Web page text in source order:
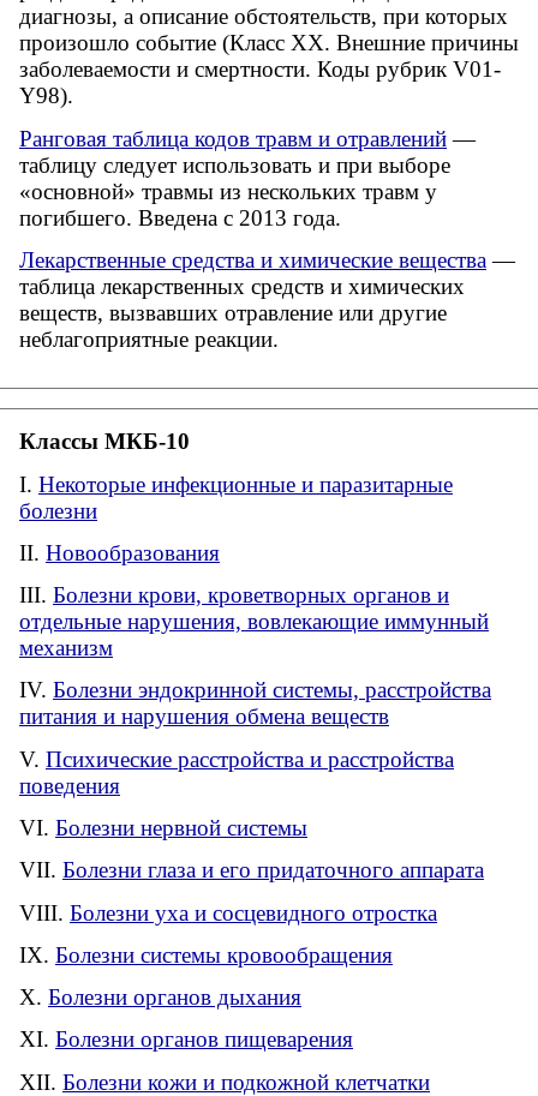
диагнозы, а описание обстоятельств, при которых
произошло событие (Класс XX. Внешние причины
заболеваемости и смертности. Коды рубрик V01-
Y98).
Ранговая таблица кодов травм и отравлений—
таблицу следует использовать и при выборе
«основной» травмы из нескольких травм у
погибшего. Введена с 2013 года.
Лекарственные средства и химические вещества—
таблица лекарственных средств и химических
веществ, вызвавших отравление или другие
неблагоприятные реакции.
Классы МКБ-10
Некоторые инфекционные и паразитарные
болезни
Новообразования
Болезни крови, кроветворных органов и
отдельные нарушения, вовлекающие иммунный
механизм
Болезни эндокринной системы, расстройства
питания и нарушения обмена веществ
Психические расстройства и расстройства
поведения
Болезни нервной системы
Болезни глаза и его придаточного аппарата
Болезни уха и сосцевидного отростка
Болезни системы кровообращения
Болезни органов дыхания
Болезни органов пищеварения
Болезни кожи и подкожной клетчатки